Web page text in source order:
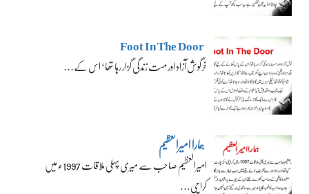
Foot In The Door
خرگوش آزاد اور مست زندگی گزار رہا تھا‘ اس کے…
ہمارا امیرالعظیم
امیرالعظیم صاحب سے میری پہلی ملاقات 1997ء میں
کراچی…